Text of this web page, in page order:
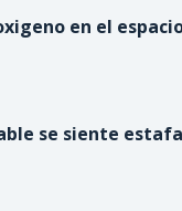
en el
se siente